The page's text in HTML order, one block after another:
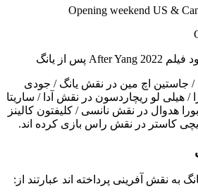
Opening weekend US &
جاستین اچ مین در نقش یانگ / جودی
/ هیلی لو ریچاردسون در نقش آدا / ساریتا
هدوال در نقش نانسی / کلیفتون کالینز
کاستر در نقش راس بازی کرده اند.
به نقش آفرینی پرداخته اند عبارتند از: